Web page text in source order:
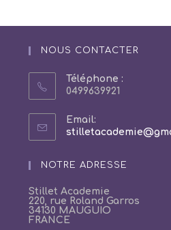
NOUS CONTACTER
Téléphone :
0499639921
Email:
NOTRE ADRESSE
Stillet Academie
220, rue Roland Garros
34130 MAUGUIO
FRANCE